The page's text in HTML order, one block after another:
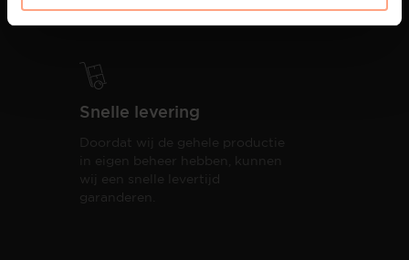
totale woonbeleving.
Snelle levering
Doordat wij de gehele productie
in eigen beheer hebben, kunnen
wij een snelle levertijd
garanderen.